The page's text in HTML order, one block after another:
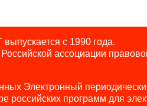
с 1990 года.
ассоциации
Электронный
российских программ для